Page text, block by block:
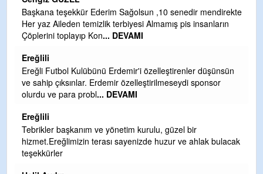
,10 senedir mendirekte
Almamış pis insanların
özelleştirenler düşünsün
sponsor
kurulu, güzel bir
huzur ve ahlak bulacak
CEVDET YILMAZ
GULDERE DERE ÇALIŞMALARI,
TARAFINDAN BAŞLATILDI,
Şaban yavuz
Mekanı cennet olsun kederli ailesine
Sebahattin özarslan
Günaydın hayırlı sabahlar dilerim